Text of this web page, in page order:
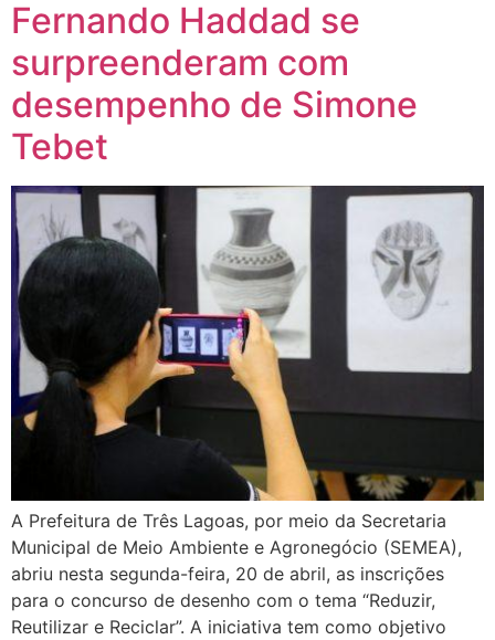
Fernando Haddad se
surpreenderam com
desempenho de Simone
Tebet
A Prefeitura de Três Lagoas, por meio da Secretaria
Municipal de Meio Ambiente e Agronegócio (SEMEA),
abriu nesta segunda-feira, 20 de abril, as inscrições
para o concurso de desenho com o tema “Reduzir,
Reutilizar e Reciclar”. A iniciativa tem como objetivo